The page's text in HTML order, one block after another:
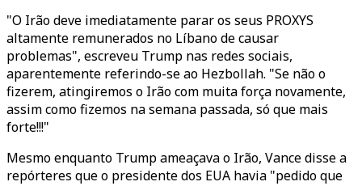
"O Irão deve imediatamente parar os seus PROXYS
altamente remunerados no Líbano de causar
problemas", escreveu Trump nas redes sociais,
aparentemente referindo-se ao Hezbollah. "Se não o
fizerem, atingiremos o Irão com muita força novamente,
assim como fizemos na semana passada, só que mais
forte!!!"
Mesmo enquanto Trump ameaçava o Irão, Vance disse a
repórteres que o presidente dos EUA havia "pedido que